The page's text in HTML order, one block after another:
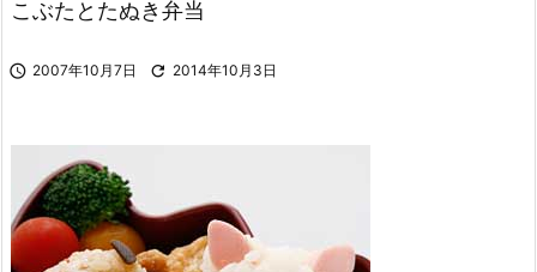
こぶたとたぬき弁当
 2007年10月7日  2014年10月3日